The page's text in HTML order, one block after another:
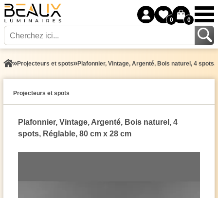
0 0
Projecteurs et spots Plafonnier, Vintage, Argenté, Bois naturel, 4
Projecteurs et spots
Plafonnier, Vintage, Argenté, Bois naturel, 4
spots, Réglable, 80 cm x 28 cm